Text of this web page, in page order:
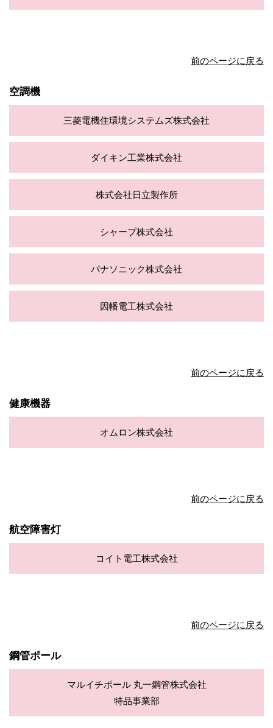
前のページに戻る
空調機
三菱電機住環境システムズ株式会社
ダイキン工業株式会社
株式会社日立製作所
シャープ株式会社
パナソニック株式会社
因幡電工株式会社
前のページに戻る
健康機器
オムロン株式会社
前のページに戻る
航空障害灯
コイト電工株式会社
前のページに戻る
鋼管ポール
マルイチポール 丸一鋼管株式会社
特品事業部